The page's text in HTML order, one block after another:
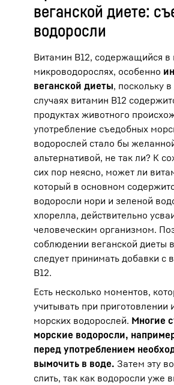
веганской диете:
водоросли
Витамин B12, содержащийся в
микроводорослях, особенно
веганской диеты, поскольку
случаях витамин B12
продуктах животного
употребление съедобных
водорослей стало бы
альтернативой, не так ли? К
сих пор неясно, может ли
который в основном
водоросли нори и зеленой
хлорелла, действительно
человеческим организмом.
соблюдении веганской диеты
следует принимать добавки с
B12.
Есть несколько моментов,
учитывать при приготовлении
морских водорослей. Многие
морские водоросли,
перед употреблением
вымочить в воде. Затем эту
слить, так как водоросли уже